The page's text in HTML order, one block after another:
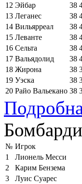
12 Эйбар 38
13 Леганес 38
14 Вильярреал 38
15 Леванте 38
16 Сельта 38
17 Вальядолид 38
18 Жирона 38
19 Уэска 38
20 Райо Вальекано 38
№ Игрок
1
Лионель Месси
2
Карим Бензема
3
Луис Суарес